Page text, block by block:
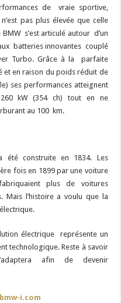
de vraie sportive,
pas plus élevée que celle
s’est articulé autour d’un
batteries innovantes couplé
Turbo. Grâce à la parfaite
et en raison du poids réduit de
ses performances atteignent
kW (354 ch) tout en ne
au 100 km.
été construite en 1834. Les
fois en 1899 par une voiture
plus de voitures
Mais l’histoire a voulu que la
électrique représente un
technologique. Reste à savoir
afin de devenir
i.com